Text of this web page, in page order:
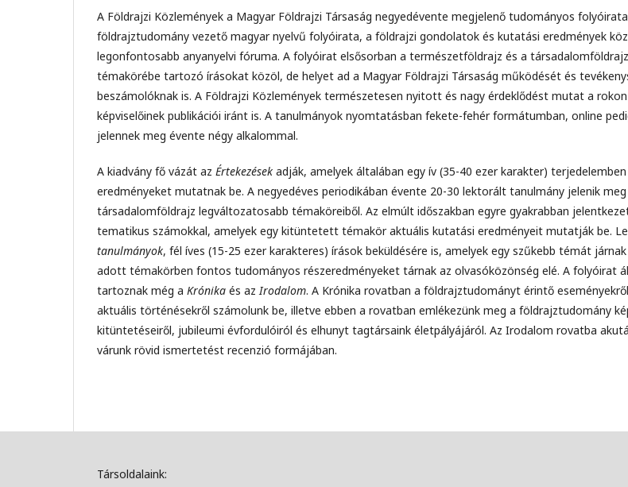
A Földrajzi Közlemények a Magyar Földrajzi Társaság negyedévente megjelenő tudományos
földrajztudomány vezető magyar nyelvű folyóirata, a földrajzi gondolatok és kutatási eredmények
legonfontosabb anyanyelvi fóruma. A folyóirat elsősorban a természetföldrajz és a társadalomföldrajz
témakörébe tartozó írásokat közöl, de helyet ad a Magyar Földrajzi Társaság működését és
beszámolóknak is. A Földrajzi Közlemények természetesen nyitott és nagy érdeklődést mutat a
képviselőinek publikációi iránt is. A tanulmányok nyomtatásban fekete-fehér formátumban, online
jelennek meg évente négy alkalommal.
A kiadvány fő vázát az Értekezések adják, amelyek általában egy ív (35-40 ezer karakter)
eredményeket mutatnak be. A negyedéves periodikában évente 20-30 lektorált tanulmány jelenik
társadalomföldrajz legváltozatosabb témaköreiből. Az elmúlt időszakban egyre gyakrabban
tematikus számokkal, amelyek egy kitüntetett témakör aktuális kutatási eredményeit mutatják be.
tanulmányok, fél íves (15-25 ezer karakteres) írások beküldésére is, amelyek egy szűkebb témát
adott témakörben fontos tudományos részeredményeket tárnak az olvasóközönség elé. A folyóirat
tartoznak még a Krónika és azIrodalom. A Krónika rovatban a földrajztudományt érintő
aktuális történésekről számolunk be, illetve ebben a rovatban emlékezünk meg a földrajztudomány
kitüntetéseiről, jubileumi évfordulóiról és elhunyt tagtársaink életpályájáról. Az Irodalom rovatba
várunk rövid ismertetést recenzió formájában.
Társoldalaink: